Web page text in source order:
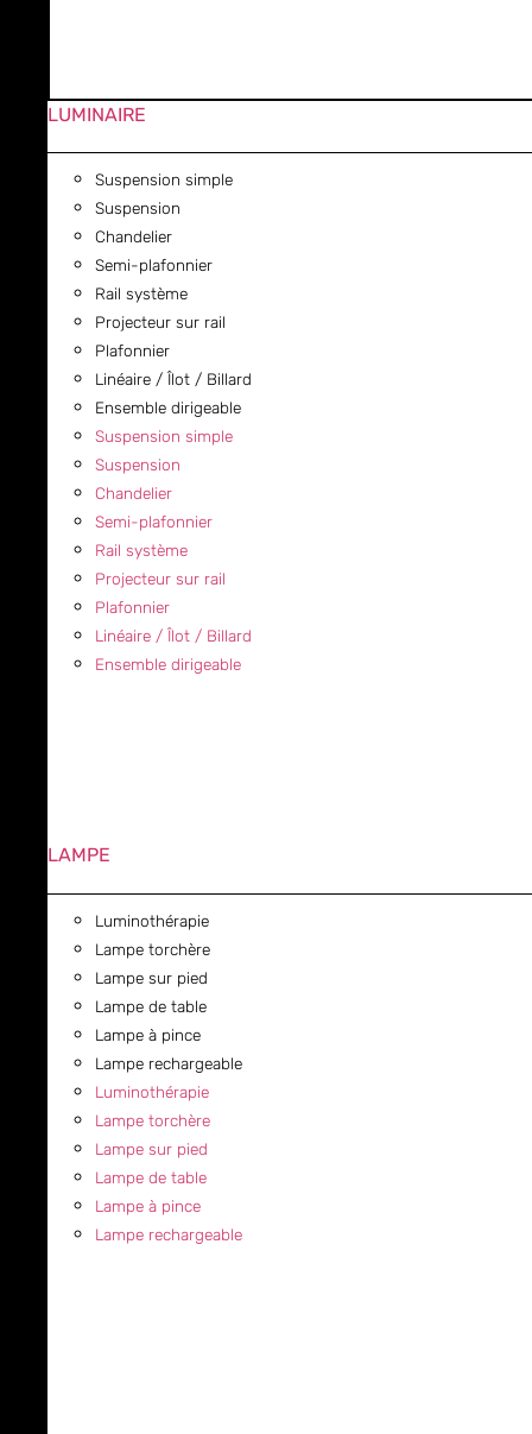
LUMINAIRE
Suspension simple
Suspension
Chandelier
Semi-plafonnier
Rail système
Projecteur sur rail
Plafonnier
Linéaire / Îlot / Billard
Ensemble dirigeable
Suspension simple
Suspension
Chandelier
Semi-plafonnier
Rail système
Projecteur sur rail
Plafonnier
Linéaire / Îlot / Billard
Ensemble dirigeable
LAMPE
Luminothérapie
Lampe torchère
Lampe sur pied
Lampe de table
Lampe à pince
Lampe rechargeable
Luminothérapie
Lampe torchère
Lampe sur pied
Lampe de table
Lampe à pince
Lampe rechargeable